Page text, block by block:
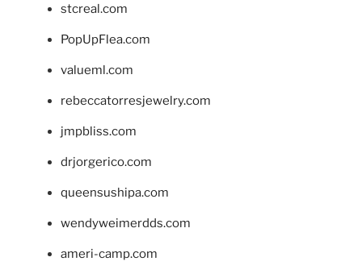
stcreal.com
PopUpFlea.com
valueml.com
rebeccatorresjewelry.com
jmpbliss.com
drjorgerico.com
queensushipa.com
wendyweimerdds.com
ameri-camp.com